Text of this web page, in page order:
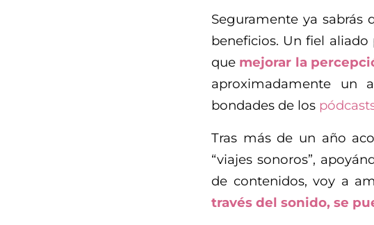
Seguramente ya
beneficios. Un fiel aliado
que mejorar la
aproximadamente un
bondades de los
Tras más de un año
“viajes sonoros”,
de contenidos, voy a
través del sonido, se